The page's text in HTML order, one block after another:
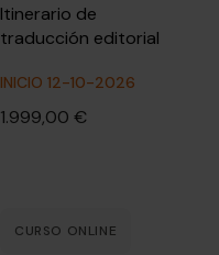
Itinerario de
traducción editorial
INICIO 12-10-2026
1.999,00 €
CURSO ONLINE